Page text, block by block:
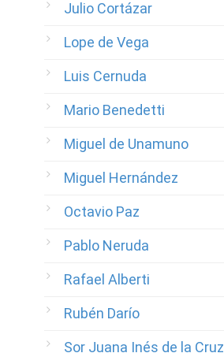
Julio Cortázar
Lope de Vega
Luis Cernuda
Mario Benedetti
Miguel de Unamuno
Miguel Hernández
Octavio Paz
Pablo Neruda
Rafael Alberti
Rubén Darío
Sor Juana Inés de la Cruz